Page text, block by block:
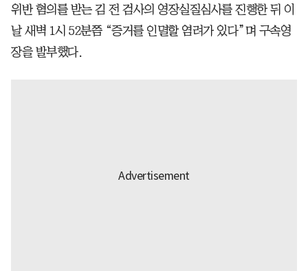
위반 혐의를 받는 김 전 검사의 영장실질심사를 진행한 뒤 이
날 새벽 1시 52분쯤 “증거를 인멸할 염려가 있다”며 구속영
장을 발부했다.